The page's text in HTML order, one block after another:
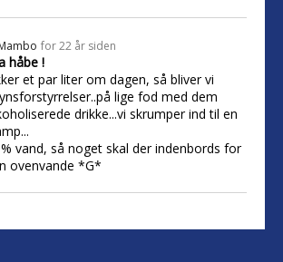
for 22 år siden
håbe !
et par liter om dagen, så bliver vi
lige fod med dem
drikke...vi skrumper ind til en
vand, så noget skal der indenbords for
ovenvande *G*